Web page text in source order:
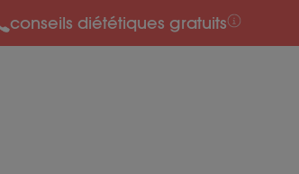
conseils diététiques gratuits